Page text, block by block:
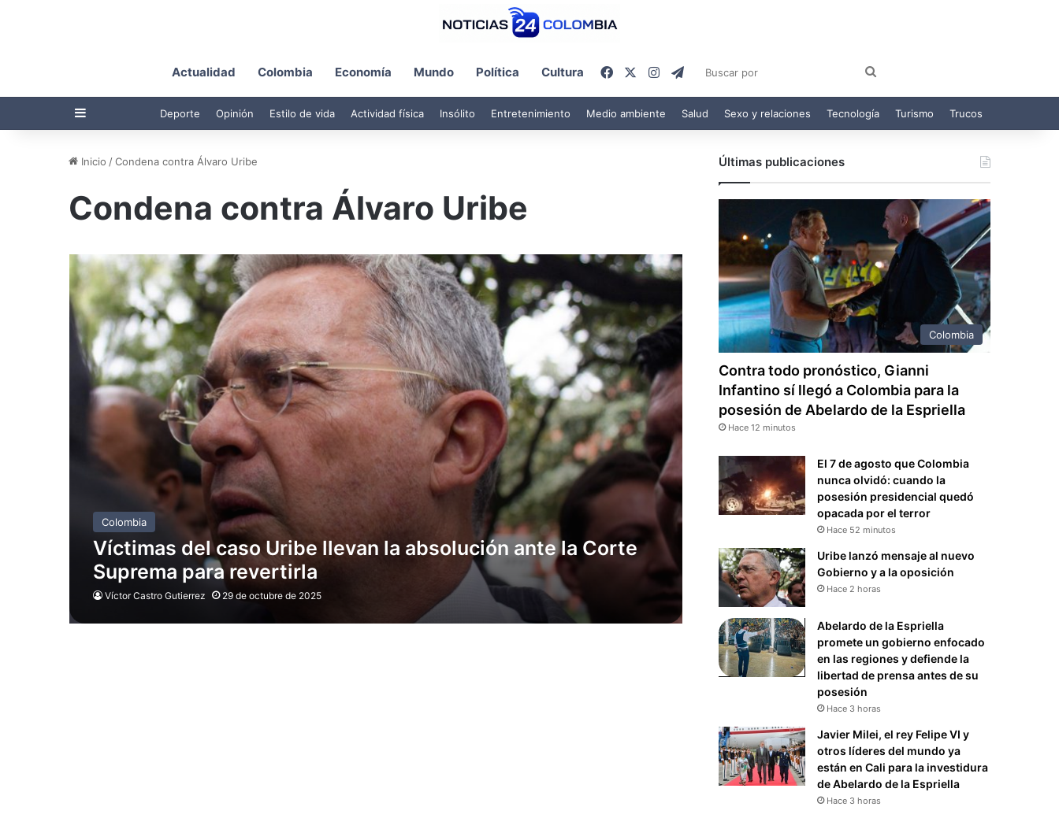
Actualidad Colombia Economía Mundo Política Cultura FacebookInstagram
Telegram
por
Barra lateral Deporte Opinión Estilo de vida Actividad física Insólito Entretenimiento Medio ambiente Salud Sexo y relaciones Tecnología Turismo Trucos
Inicio /Condena contra Álvaro Uribe
Condena contra Álvaro Uribe
Colombia
Víctimas del caso Uribe llevan la absolución ante la Corte
Suprema para revertirla
Víctor Castro Gutierrez 29 de octubre de 2025
Últimas publicaciones
Colombia
Contra todo pronóstico, Gianni
Infantino sí llegó a Colombia para la
posesión de Abelardo de la Espriella
Hace 12 minutos
El 7 de agosto que Colombia
nunca olvidó: cuando la
posesión presidencial quedó
opacada por el terror
Hace 52 minutos
Uribe lanzó mensaje al nuevo
Gobierno y a la oposición
Hace 2 horas
Abelardo de la Espriella
promete un gobierno enfocado
en las regiones y defiende la
libertad de prensa antes de su
posesión
Hace 3 horas
Javier Milei, el rey Felipe VI y
otros líderes del mundo ya
están en Cali para la investidura
de Abelardo de la Espriella
Hace 3 horas